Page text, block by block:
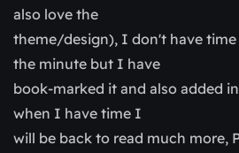
also love the
theme/design), I don't have
the minute but I have
book-marked it and also added
when I have time I
will be back to read much more,